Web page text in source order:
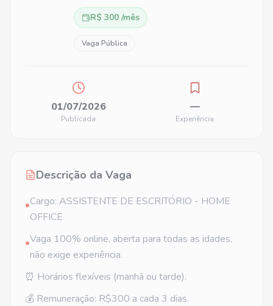
R$ 300 /mês
Vaga Pública
01/07/2026
Publicada
—
Experiência
Descrição da Vaga
•Cargo: ASSISTENTE DE ESCRITÓRIO - HOME
OFFICE
•Vaga 100% online, aberta para todas as idades,
não exige experiência.
⏰ Horários flexíveis (manhã ou tarde).
💰 Remuneração: R$300 a cada 3 dias.